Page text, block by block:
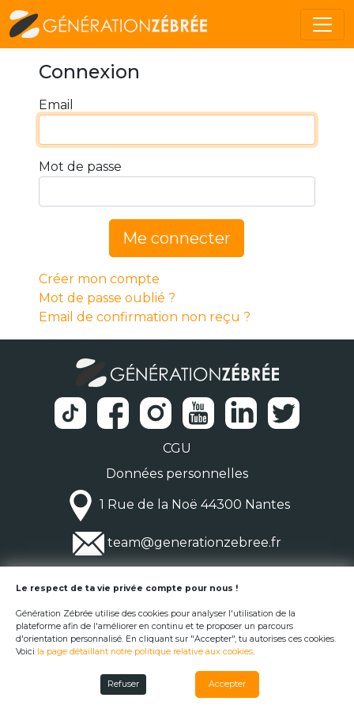
Connexion
Email
Mot de passe
Me connecter
Créer mon compte
Mot de passe oublié ?
Email de confirmation non reçu ?
CGU
Données personnelles
1 Rue de la Noë 44300 Nantes
team@generationzebree.fr
© Génération Zébrée 2026
Le respect de ta vie privée compte pour nous !
Génération Zébrée utilise des cookies pour analyser l'utilisation de la
plateforme afin de l'améliorer en continu et te proposer un parcours
d'orientation personnalisé. En cliquant sur "Accepter", tu autorises ces cookies.
Voici la page détaillant notre politique relative aux cookies.
Refuser Accepter